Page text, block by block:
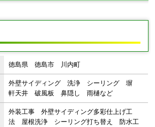
徳島県 徳島市 川内町
外壁サイディング 洗浄 シーリング 塀
軒天井 破風板 鼻隠し 雨樋など
外装工事 外壁サイディング多彩仕上げ工
法 屋根洗浄 シーリング打ち替え 防水工